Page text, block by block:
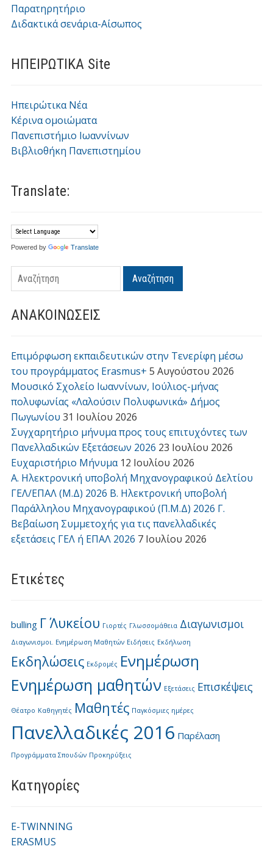
Παρατηρητήριο
Διδακτικά σενάρια-Αίσωπος
ΗΠΕΙΡΩΤΙΚΑ Site
Ηπειρώτικα Νέα
Κέρινα ομοιώματα
Πανεπιστήμιο Ιωαννίνων
Βιβλιοθήκη Πανεπιστημίου
Translate:
Powered by Translate
Αναζήτηση
ΑΝΑΚΟΙΝΩΣΕΙΣ
Επιμόρφωση εκπαιδευτικών στην Τενερίφη μέσω
του προγράμματος Erasmus+ 5 Αυγούστου 2026
Μουσικό Σχολείο Ιωαννίνων, Ιούλιος-μήνας
πολυφωνίας «Λαλούσιν Πολυφωνικά» Δήμος
Πωγωνίου 31 Ιουλίου 2026
Συγχαρητήριο μήνυμα προς τους επιτυχόντες των
Πανελλαδικών Εξετάσεων 2026 23 Ιουλίου 2026
Ευχαριστήριο Μήνυμα 12 Ιουλίου 2026
Α. Ηλεκτρονική υποβολή Μηχανογραφικού Δελτίου
ΓΕΛ/ΕΠΑΛ (Μ.Δ) 2026 Β. Ηλεκτρονική υποβολή
Παράλληλου Μηχανογραφικού (Π.Μ.Δ) 2026 Γ.
Βεβαίωση Συμμετοχής για τις πανελλαδικές
εξετάσεις ΓΕΛ ή ΕΠΑΛ 2026 7 Ιουλίου 2026
Ετικέτες
bulling Γ΄ Λυκείου Γιορτές Γλωσσομάθεια Διαγωνισμοι
Διαγωνισμοι. Ενημέρωση Μαθητών Ειδήσεις Εκδήλωση
Εκδηλώσεις Εκδρομές Ενημέρωση
Ενημέρωση μαθητών Εξετάσεις Επισκέψεις
Θέατρο Καθηγητές Μαθητές Παγκόσμιες ημέρες
Πανελλαδικές 2016 Παρέλαση
Προγράμματα Σπουδών Προκηρύξεις
Kατηγορίες
E-TWINNING
ERASMUS